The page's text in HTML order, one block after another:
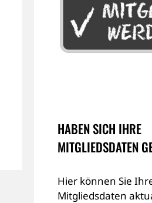
HABEN SICH IHRE
MITGLIEDSDATEN
Hier können Sie
Mitgliedsdaten